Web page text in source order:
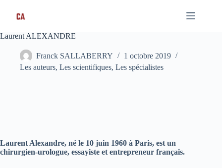
contenu
Laurent ALEXANDRE
Franck SALLABERRY
1 octobre 2019
Les auteurs, Les scientifiques, Les spécialistes
Laurent Alexandre, né le 10 juin 1960 à Paris, est un
chirurgien-urologue, essayiste et entrepreneur français.